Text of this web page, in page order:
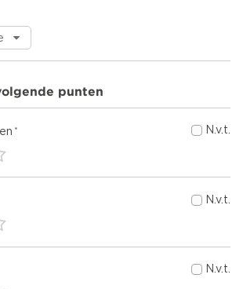
punten
N.v.t.
N.v.t.
N.v.t.